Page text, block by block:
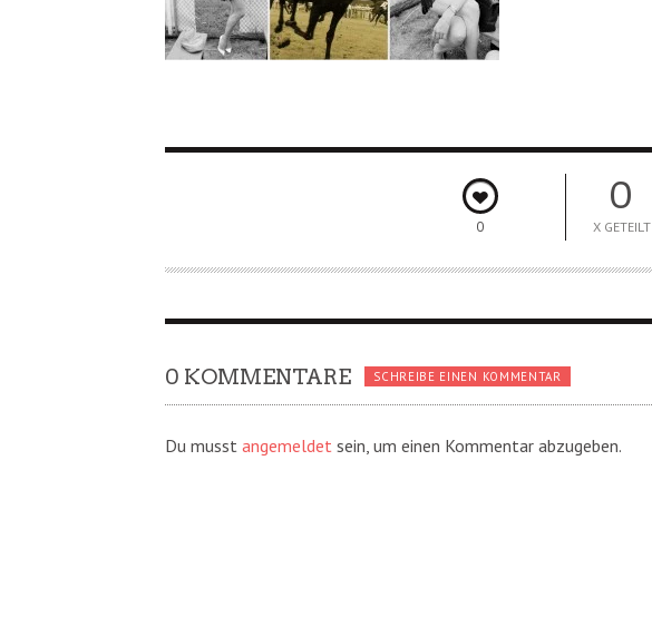
0
0
X GETEILT
0 KOMMENTARE SCHREIBE EINEN KOMMENTAR
Du musst angemeldet sein, um einen Kommentar abzugeben.